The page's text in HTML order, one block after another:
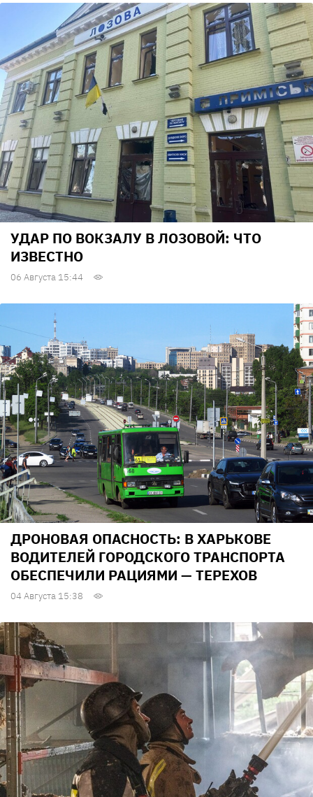
УДАР ПО ВОКЗАЛУ В ЛОЗОВОЙ: ЧТО
ИЗВЕСТНО
06 Августа 15:44
ДРОНОВАЯ ОПАСНОСТЬ: В ХАРЬКОВЕ
ВОДИТЕЛЕЙ ГОРОДСКОГО ТРАНСПОРТА
ОБЕСПЕЧИЛИ РАЦИЯМИ — ТЕРЕХОВ
04 Августа 15:38